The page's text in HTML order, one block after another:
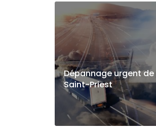
Dépannage urgent
Saint-Priest